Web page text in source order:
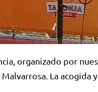
organizado por
La